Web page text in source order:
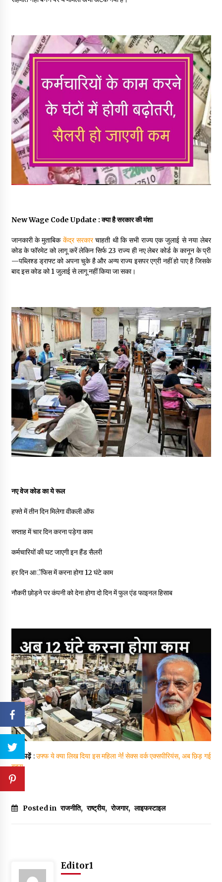
May 14, 2022
Thought Of The Day 13 May
May 13, 2022
May 12, 2022
Thought Of The Day 11 May
May 11, 2022
May 10, 2022
Thought Of The Day 9 May
May 9, 2022
New Wage Code Update : क्या है सरकार की मंशा
जानकारी के मुताबिक केंद्र सरकारचाहती थी कि सभी राज्य एक जुलाई से नया लेबर
कोड के फॉरमेट को लागू करें लेकिन सिर्फ 23 राज्य ही नए लेबर कोर्ड के कानून के प्री
—पब्लिश्ड ड्राफ्ट को अपना चुके है और अन्य राज्य इसपर एग्री नहीं हो पाए है जिसके
बाद इस कोड को 1 जुलाई से लागू नहीं किया जा सका।
नए वेज कोड का ये रूल
हफ्ते में तीन दिन मिलेगा वीकली ऑफ
सप्ताह में चार दिन करना पड़ेगा काम
कर्मचारियों की घट जाएगी इन हैंड सैलरी
हर दिन आॅफिस में करना होगा 12 घंटे काम
नौकरी छोड़ने पर कंपनी को देना होगा दो द‍िन में फुल एंड फाइनल हिसाब
ये भी पढ़ें:उफ्फ ये क्या लिख दिया इस महिला ने! सेक्स वर्क एक्सपीरियंस, अब छिड़ गई
बहस
Posted in राजनीति, राष्ट्रीय, रोजगार, लाइफस्टाइल
Editor1